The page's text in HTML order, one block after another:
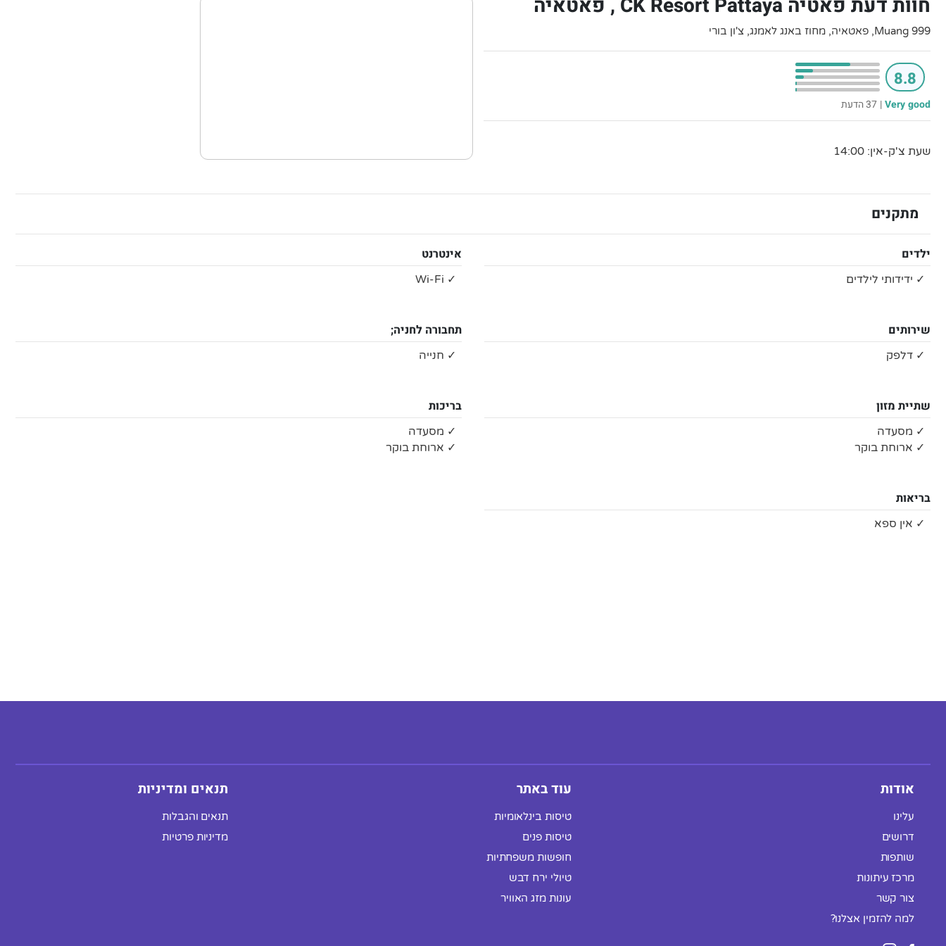
חוות דעת פאטיה CK Resort Pattaya , פאטאיה
999 Muang, פאטאיה, מחוז באנג לאמנג, צ'ון בורי
8.8
Very good
| 37 הדעת
שעת צ'ק-אין: 14:00
מתקנים
ילדים
✓ ידידותי לילדים
אינטרנט
✓ Wi-Fi
שירותים
✓ דלפק
תחבורה לחניה;
✓ חנייה
שתיית מזון
✓ מסעדה
✓ ארוחת בוקר
בריכות
✓ מסעדה
✓ ארוחת בוקר
בריאות
✓ אין ספא
אודות
עלינו
דרושים
שותפות
מרכז עיתונות
צור קשר
למה להזמין אצלנו?
עוד באתר
טיסות בינלאומיות
טיסות פנים
חופשות משפחתיות
טיולי ירח דבש
עונות מזג האוויר
תנאים ומדיניות
תנאים והגבלות
מדיניות פרטיות